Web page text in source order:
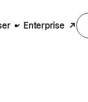
Enterprise